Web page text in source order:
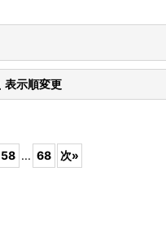
表示順変更
58 ... 68 次»